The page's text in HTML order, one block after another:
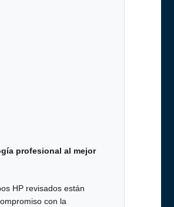
profesional al mejor
HP revisados están
con la